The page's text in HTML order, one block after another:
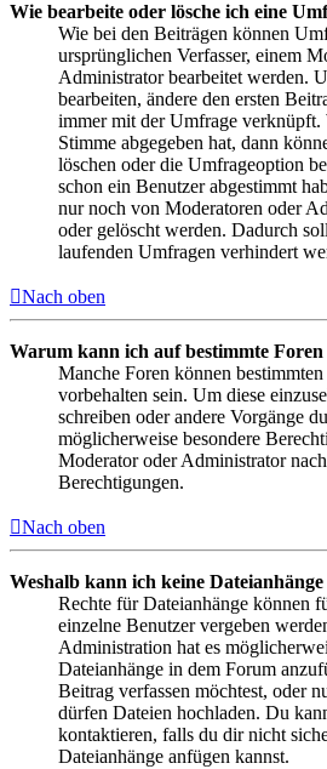
Wie bearbeite oder lösche ich eine
Wie bei den Beiträgen können
ursprünglichen Verfasser, einem
Administrator bearbeitet werden.
bearbeiten, ändere den ersten
immer mit der Umfrage verknüpft.
Stimme abgegeben hat, dann
löschen oder die Umfrageoption
schon ein Benutzer abgestimmt
nur noch von Moderatoren oder
oder gelöscht werden. Dadurch
laufenden Umfragen verhindert
Nach oben
Warum kann ich auf bestimmte
Manche Foren können
vorbehalten sein. Um diese
schreiben oder andere Vorgänge
möglicherweise besondere
Moderator oder Administrator
Berechtigungen.
Nach oben
Weshalb kann ich keine Dateianhänge
Rechte für Dateianhänge können
einzelne Benutzer vergeben
Administration hat es
Dateianhänge in dem Forum
Beitrag verfassen möchtest, oder
dürfen Dateien hochladen. Du
kontaktieren, falls du dir nicht
Dateianhänge anfügen kannst.